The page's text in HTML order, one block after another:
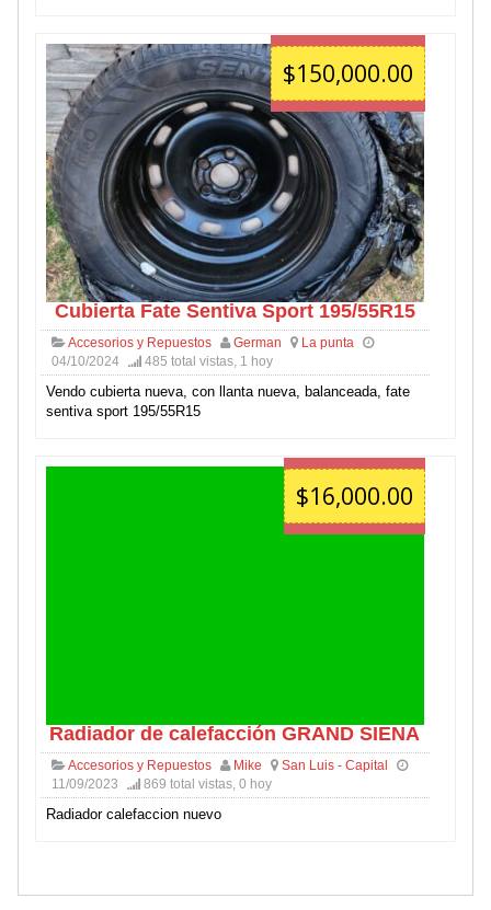
$150,000.00
Cubierta Fate Sentiva Sport 195/55R15
Accesorios y Repuestos German
La punta
04/10/2024
485 total vistas, 1 hoy
Vendo cubierta nueva, con llanta nueva, balanceada, fate
sentiva sport 195/55R15
$16,000.00
Radiador de calefacción GRAND SIENA
Accesorios y Repuestos Mike
San Luis - Capital
11/09/2023
869 total vistas, 0 hoy
Radiador calefaccion nuevo